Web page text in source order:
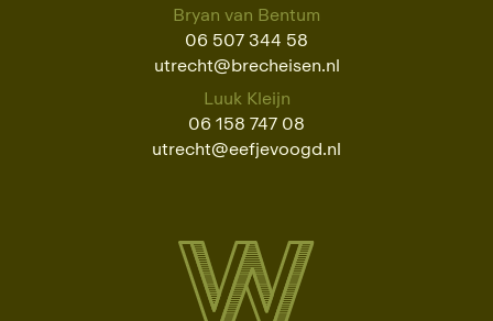
Bryan van Bentum
06 507 344 58
utrecht@brecheisen.nl
Luuk Kleijn
06 158 747 08
utrecht@eefjevoogd.nl